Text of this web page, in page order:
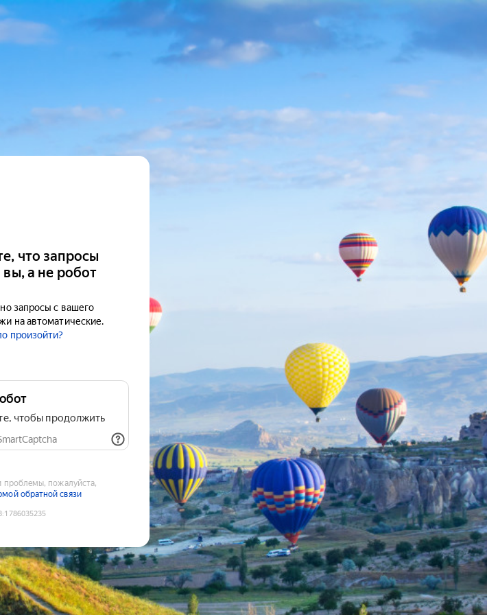
что запросы
а не робот
запросы с вашего
на автоматические.
произойти?
чтобы продолжить
проблемы, пожалуйста,
обратной связи
:1786035235